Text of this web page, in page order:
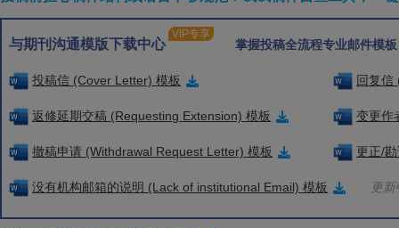
与期刊沟通模版下载中心
VIP专享
掌握投稿全流程专业邮件模
投稿信 (Cover Letter) 模板 回复信
返修延期交稿 (Requesting Extension) 模板 变更作
撤稿申请 (Withdrawal Request Letter) 模板 更正/
没有机构邮箱的说明 (Lack of institutional Email) 模板 更